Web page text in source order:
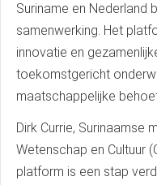
Suriname en Nederland
samenwerking. Het
innovatie en
toekomstgericht
maatschappelijke
Dirk Currie, Surinaamse
Wetenschap en Cultuur
platform is een stap